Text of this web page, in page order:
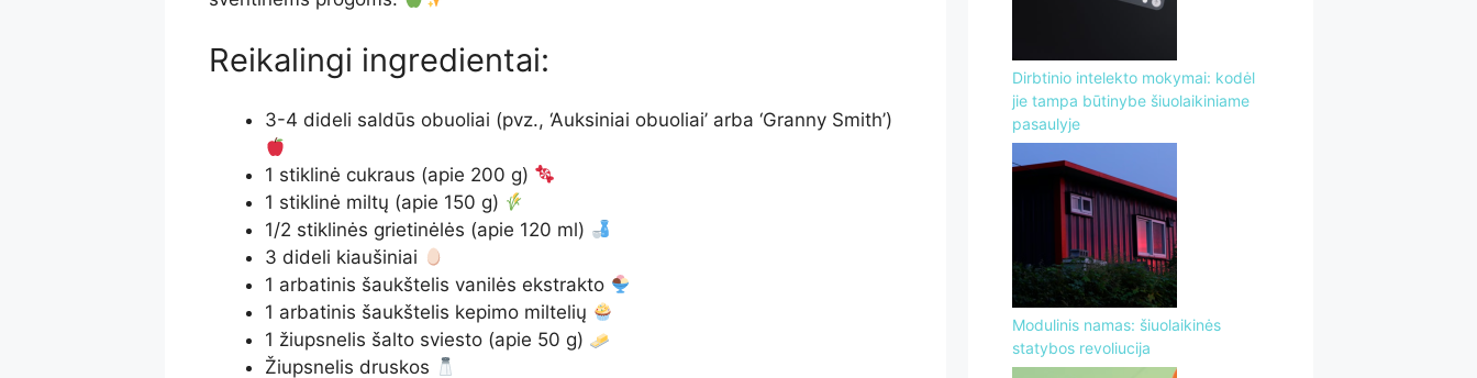
Reikalingi ingredientai:
3-4 dideli saldūs obuoliai (pvz., ‘Auksiniai obuoliai’ arba ‘Granny Smith’)
1 stiklinė cukraus (apie 200 g)
1 stiklinė miltų (apie 150 g)
1/2 stiklinės grietinėlės (apie 120 ml)
3 dideli kiaušiniai
1 arbatinis šaukštelis vanilės ekstrakto
1 arbatinis šaukštelis kepimo miltelių
1 žiupsnelis šalto sviesto (apie 50 g)
Žiupsnelis druskos
Dirbtinio intelekto mokymai: kodėl
jie tampa būtinybe šiuolaikiniame
pasaulyje
Modulinis namas: šiuolaikinės
statybos revoliucija